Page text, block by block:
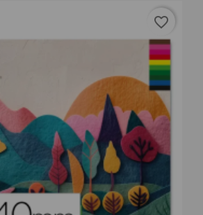
favorite_border